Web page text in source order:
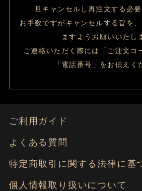
旦キャンセルし再注文する必要
お手数ですがキャンセルする旨を
ますようお願いいたし
ご連絡いただく際には「ご注文コ
「電話番号」をお伝えく
ご利用ガイド
よくある質問
特定商取引に関する法律に基
個人情報取り扱いについて